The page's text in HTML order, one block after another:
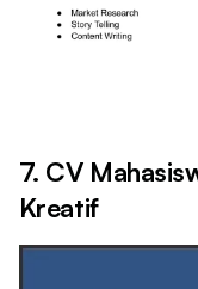
7. CV
Kreatif